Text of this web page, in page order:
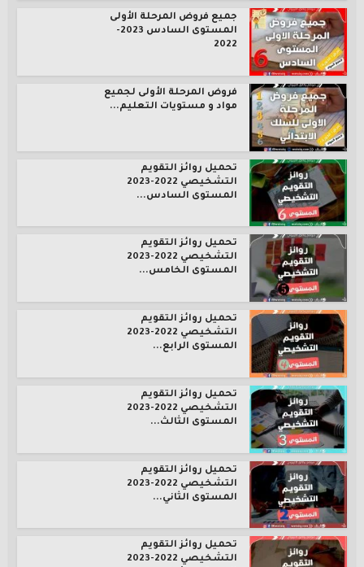
جميع فروض المرحلة الأولى
المستوى السادس 2023-
2022
فروض المرحلة الأولى لجميع
مواد و مستويات التعليم...
تحميل روائز التقويم
التشخيصي 2022-2023
المستوى السادس...
تحميل روائز التقويم
التشخيصي 2022-2023
المستوى الخامس...
تحميل روائز التقويم
التشخيصي 2022-2023
المستوى الرابع...
تحميل روائز التقويم
التشخيصي 2022-2023
المستوى الثالث...
تحميل روائز التقويم
التشخيصي 2022-2023
المستوى الثاني...
تحميل روائز التقويم
التشخيصي 2022-2023